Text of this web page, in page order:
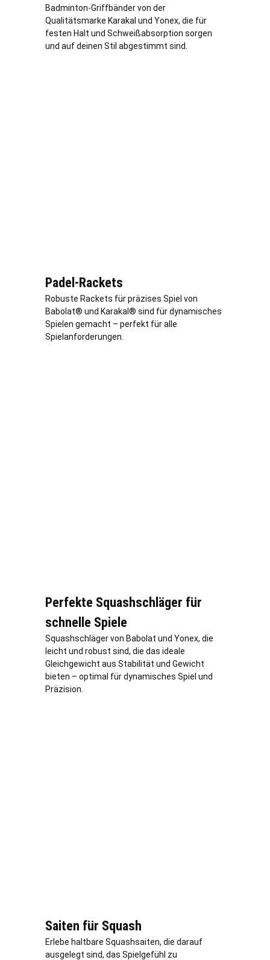
Badminton-Griffbänder von der
Qualitätsmarke Karakal und Yonex, die für
festen Halt und Schweißabsorption sorgen
und auf deinen Stil abgestimmt sind.
Padel-Rackets
Robuste Rackets für präzises Spiel von
Babolat® und Karakal® sind für dynamisches
Spielen gemacht – perfekt für alle
Spielanforderungen.
Perfekte Squashschläger für
schnelle Spiele
Squashschläger von Babolat und Yonex, die
leicht und robust sind, die das ideale
Gleichgewicht aus Stabilität und Gewicht
bieten – optimal für dynamisches Spiel und
Präzision.
Saiten für Squash
Erlebe haltbare Squashsaiten, die darauf
ausgelegt sind, das Spielgefühl zu